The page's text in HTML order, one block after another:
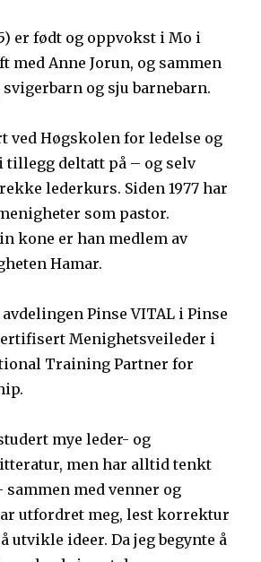
er født og oppvokst i Mo i
med Anne Jorun, og sammen
og sju barnebarn.
ved Høgskolen for ledelse og
tillegg deltatt på – og selv
lederkurs. Siden 1977 har
som pastor.
kone er han medlem av
Hamar.
Pinse VITAL i Pinse
Menighetsveileder i
Training Partner for
mye leder- og
men har alltid tenkt
sammen med venner og
utfordret meg, lest korrektur
utvikle ideer. Da jeg begynte å